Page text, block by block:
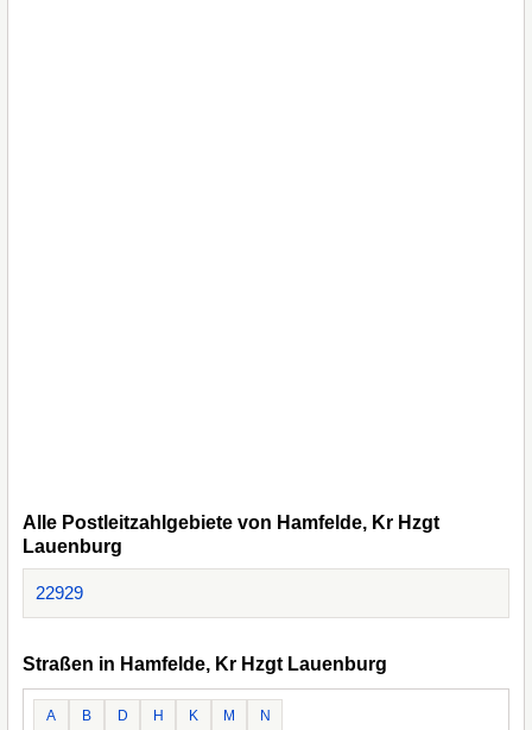
Alle Postleitzahlgebiete von Hamfelde, Kr Hzgt
Lauenburg
22929
Straßen in Hamfelde, Kr Hzgt Lauenburg
A B D H K M N